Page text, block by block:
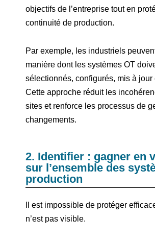
objectifs de l’entreprise tout en
continuité de production.
Par exemple, les industriels
manière dont les systèmes OT
sélectionnés, configurés, mis à jour
Cette approche réduit les
sites et renforce les processus de
changements.
2. Identifier : gagner en
sur l’ensemble des
production
Il est impossible de protéger
n’est pas visible.